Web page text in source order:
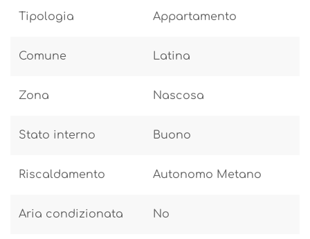
Tipologia Appartamento
Comune Latina
Zona Nascosa
Stato interno Buono
Riscaldamento Autonomo Metano
Aria condizionata No